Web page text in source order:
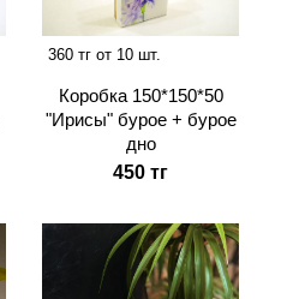
360 тг от 10 шт.
Коробка 150*150*50
"Ирисы" бурое + бурое
дно
450 тг